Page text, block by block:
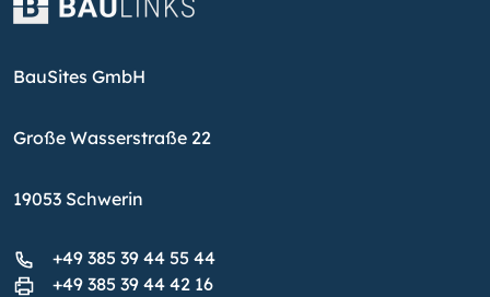
BauSites GmbH
Große Wasserstraße 22
19053 Schwerin
+49 385 39 44 55 44
+49 385 39 44 42 16